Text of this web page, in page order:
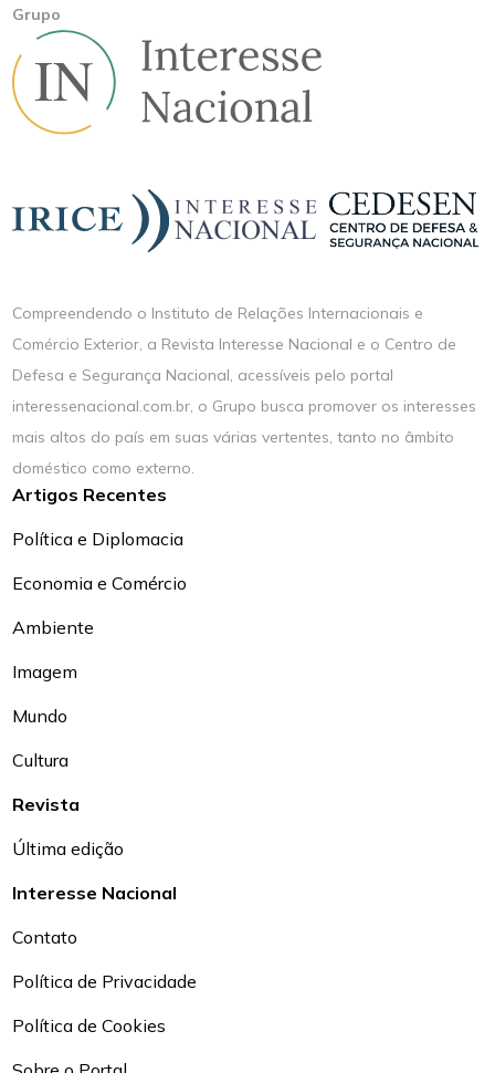
Grupo
Compreendendo o Instituto de Relações Internacionais e
Comércio Exterior, a Revista Interesse Nacional e o Centro de
Defesa e Segurança Nacional, acessíveis pelo portal
interessenacional.com.br, o Grupo busca promover os interesses
mais altos do país em suas várias vertentes, tanto no âmbito
doméstico como externo.
Artigos Recentes
Política e Diplomacia
Economia e Comércio
Ambiente
Imagem
Mundo
Cultura
Revista
Última edição
Interesse Nacional
Contato
Política de Privacidade
Política de Cookies